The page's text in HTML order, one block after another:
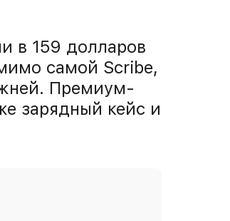
в 159 долларов
самой Scribe,
Премиум-
зарядный кейс и